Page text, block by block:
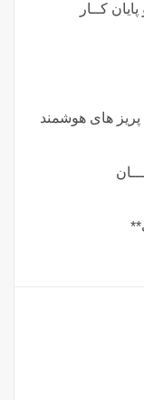
کــار
پریز های هوشمند